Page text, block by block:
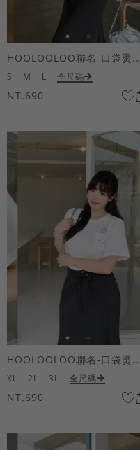
HOOLOOLOO聯名-口袋燙金KUKU熊短袖上衣
S M L 全尺碼
NT.690
HOOLOOLOO聯名-口袋燙金KUKU熊短袖上衣
XL 2L 3L 全尺碼
NT.690